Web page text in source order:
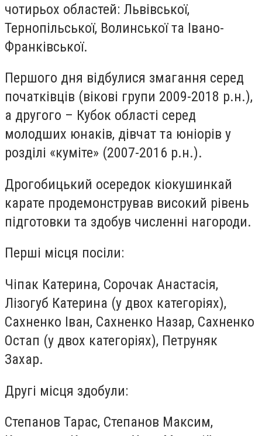
чотирьох областей: Львівської,
Тернопільської, Волинської та Івано-
Франківської.
Першого дня відбулися змагання серед
початківців (вікові групи 2009-2018 р.н.),
а другого – Кубок області серед
молодших юнаків, дівчат та юніорів у
розділі «куміте» (2007-2016 р.н.).
Дрогобицький осередок кіокушинкай
карате продемонстрував високий рівень
підготовки та здобув численні нагороди.
Перші місця посіли:
Чіпак Катерина, Сорочак Анастасія,
Лізогуб Катерина (у двох категоріях),
Сахненко Іван, Сахненко Назар, Сахненко
Остап (у двох категоріях), Петруняк
Захар.
Другі місця здобули:
Степанов Тарас, Степанов Максим,